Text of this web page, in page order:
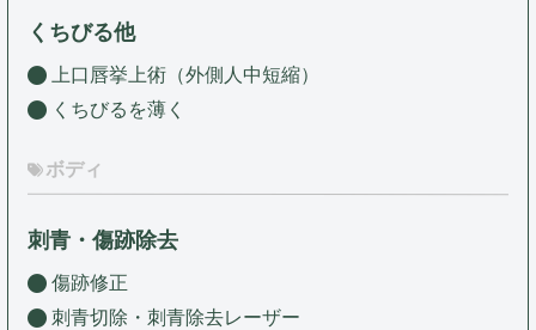
くちびる他
上口唇挙上術（外側人中短縮）
くちびるを薄く
ボディ
刺青・傷跡除去
傷跡修正
刺青切除・刺青除去レーザー